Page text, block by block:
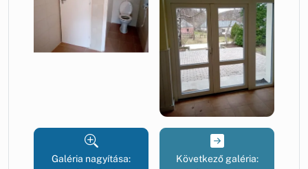
Galéria nagyítása:
Következő galéria: